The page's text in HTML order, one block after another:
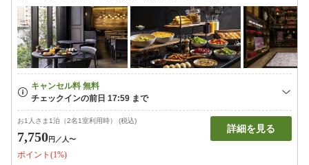
お1人さま1泊（2名1室利用時） (税込)
7,750円 ／人〜
ポイント(1%)
詳細を見る